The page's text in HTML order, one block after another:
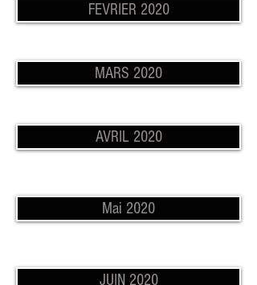
FEVRIER 2020
MARS 2020
AVRIL 2020
Mai 2020
JUIN 2020